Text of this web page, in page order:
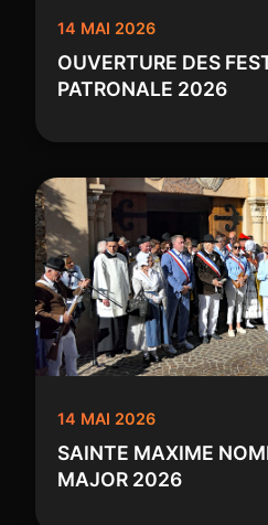
14 MAI 2026
OUVERTURE DES
PATRONALE 2026
14 MAI 2026
SAINTE MAXIME
MAJOR 2026